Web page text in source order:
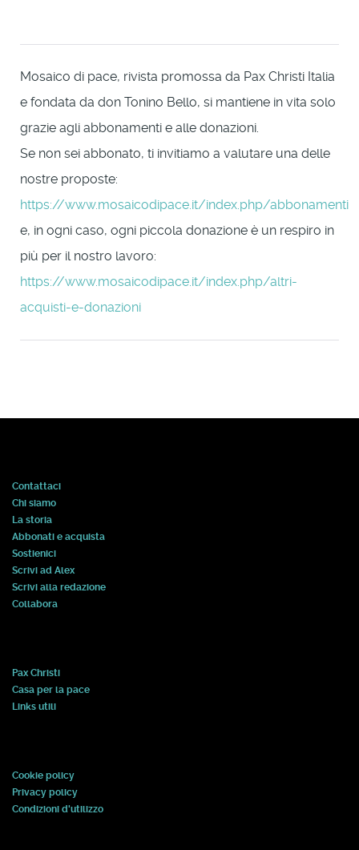
Mosaico di pace, rivista promossa da Pax Christi Italia
e fondata da don Tonino Bello, si mantiene in vita solo
grazie agli abbonamenti e alle donazioni.
Se non sei abbonato, ti invitiamo a valutare una delle
nostre proposte:
https://www.mosaicodipace.it/index.php/abbonamenti
e, in ogni caso, ogni piccola donazione è un respiro in
più per il nostro lavoro:
https://www.mosaicodipace.it/index.php/altri-
acquisti-e-donazioni
Contattaci
Chi siamo
La storia
Abbonati e acquista
Sostienici
Scrivi ad Alex
Scrivi alla redazione
Collabora
Pax Christi
Casa per la pace
Links utili
Cookie policy
Privacy policy
Condizioni d'utilizzo